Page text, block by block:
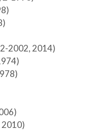
2002, 2014)
2010)